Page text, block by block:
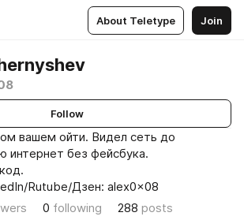
About Teletype Join
Follow
вашем ойти. Видел сеть до
интернет без фейсбука.
Rutube/Дзен: alex0x08
0 following 288 posts